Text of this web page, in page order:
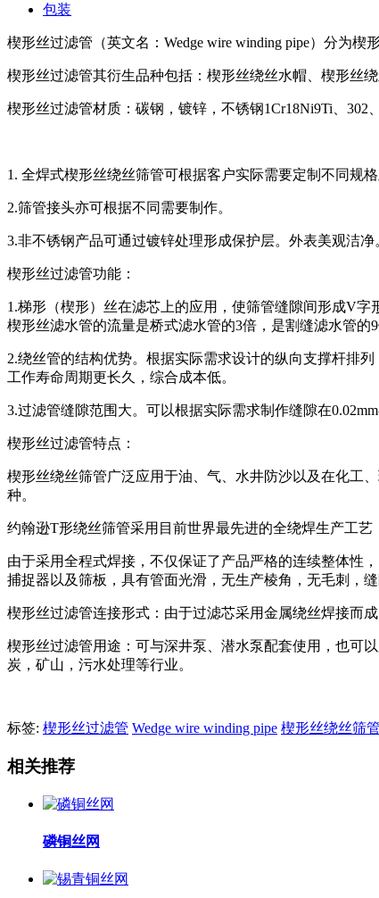
包装
楔形丝过滤管（英文名：Wedge wire winding pipe）分为楔
楔形丝过滤管其衍生品种包括：楔形丝绕丝水帽、楔形丝
楔形丝过滤管材质：碳钢，镀锌，不锈钢1Cr18Ni9Ti、302
1. 全焊式楔形丝绕丝筛管可根据客户实际需要定制不同规
2.筛管接头亦可根据不同需要制作。
3.非不锈钢产品可通过镀锌处理形成保护层。外表美观洁净
楔形丝过滤管功能：
1.梯形（楔形）丝在滤芯上的应用，使筛管缝隙间形成V
楔形丝滤水管的流量是桥式滤水管的3倍，是割缝滤水管的9
2.绕丝管的结构优势。根据实际需求设计的纵向支撑杆排
工作寿命周期更长久，综合成本低。
3.过滤管缝隙范围大。可以根据实际需求制作缝隙在
楔形丝过滤管特点：
楔形丝绕丝筛管广泛应用于油、气、水井防沙以及在化工
种。
约翰逊T形绕丝筛管采用目前世界最先进的全绕焊生产工
由于采用全程式焊接，不仅保证了产品严格的连续整体性
捕捉器以及筛板，具有管面光滑，无生产棱角，无毛刺，缝
楔形丝过滤管连接形式：由于过滤芯采用金属绕丝焊接而
楔形丝过滤管用途：可与深井泵、潜水泵配套使用，也可
炭，矿山，污水处理等行业。
标签: 楔形丝过滤管 Wedge wire winding pipe 楔形丝绕丝筛管
相关推荐
磷铜丝网